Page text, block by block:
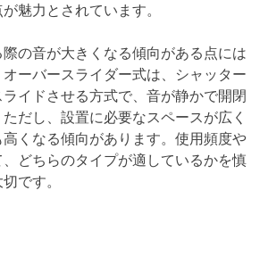
魅力とされています。
の音が大きくなる傾向がある点には
ーバースライダー式は、シャッター
イドさせる方式で、音が静かで開閉
だし、設置に必要なスペースが広く
くなる傾向があります。使用頻度や
どちらのタイプが適しているかを慎
です。